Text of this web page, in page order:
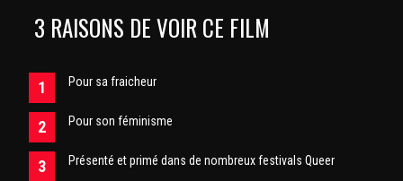
3 RAISONS DE VOIR CE FILM
Pour sa fraicheur
Pour son féminisme
Présenté et primé dans de nombreux festivals Queer